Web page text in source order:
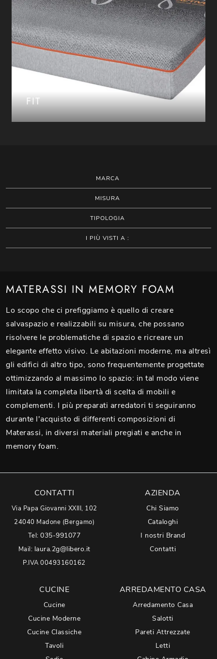
FIT
MARCA
MISURA
TIPOLOGIA
I PIÙ VISTI A :
MATERASSI IN MEMORY FOAM
Lo scopo che ci prefiggiamo è quello di creare
salvaspazio e realizzabili su misura, che possano
risolvere le problematiche di spazio e ricreare un
elegante effetto visivo. Le abitazioni moderne, ma altresì
gli edifici di altro tipo, sono frequentemente progettate
ottimizzando al massimo lo spazio: in tal modo viene
limitata la completa libertà di scelta di mobili e
complementi. I più preparati arredatori ti seguiranno
durante l'acquisto di differenti composizioni di
Materassi, in diversi materiali pregiati e anche in
memory foam.
CONTATTI
Via Papa Giovanni XXIII, 102
24040 Madone (Bergamo)
Tel:035-991077
Mail: laura.2g@libero.it
P.IVA 00493160162
AZIENDA
Chi Siamo
Cataloghi
I nostri Brand
Contatti
CUCINE
Cucine
Cucine Moderne
Cucine Classiche
Tavoli
ARREDAMENTO CASA
Arredamento Casa
Salotti
Pareti Attrezzate
Letti